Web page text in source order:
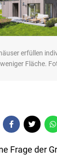
erfüllen
Fläche.
Frage der